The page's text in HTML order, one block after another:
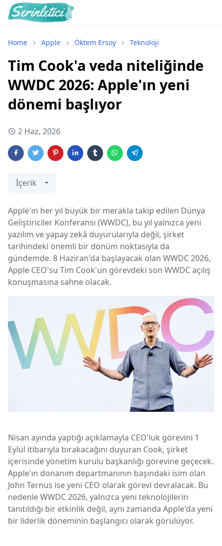
Home Apple Öktem Ersoy Teknoloji
Tim Cook'a veda niteliğinde
WWDC 2026: Apple'ın yeni
dönemi başlıyor
2 Haz, 2026
İçerik
Apple'ın her yıl büyük bir merakla takip edilen Dünya
Geliştiriciler Konferansı (WWDC), bu yıl yalnızca yeni
yazılım ve yapay zekâ duyurularıyla değil, şirket
tarihindeki önemli bir dönüm noktasıyla da
gündemde. 8 Haziran'da başlayacak olan WWDC 2026,
Apple CEO'su Tim Cook'un görevdeki son WWDC açılış
konuşmasına sahne olacak.
Nisan ayında yaptığı açıklamayla CEO'luk görevini 1
Eylül itibarıyla bırakacağını duyuran Cook, şirket
içerisinde yönetim kurulu başkanlığı görevine geçecek.
Apple'ın donanım departmanının başındaki isim olan
John Ternus ise yeni CEO olarak görevi devralacak. Bu
nedenle WWDC 2026, yalnızca yeni teknolojilerin
tanıtıldığı bir etkinlik değil, aynı zamanda Apple'da yeni
bir liderlik döneminin başlangıcı olarak görülüyor.